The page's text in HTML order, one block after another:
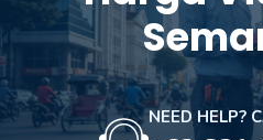
NEED HELP?